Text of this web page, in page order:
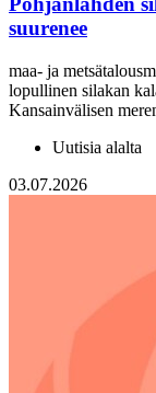
suurenee
maa- ja
lopullinen silakan
Kansainvälisen
Uutisia alalta
03.07.2026